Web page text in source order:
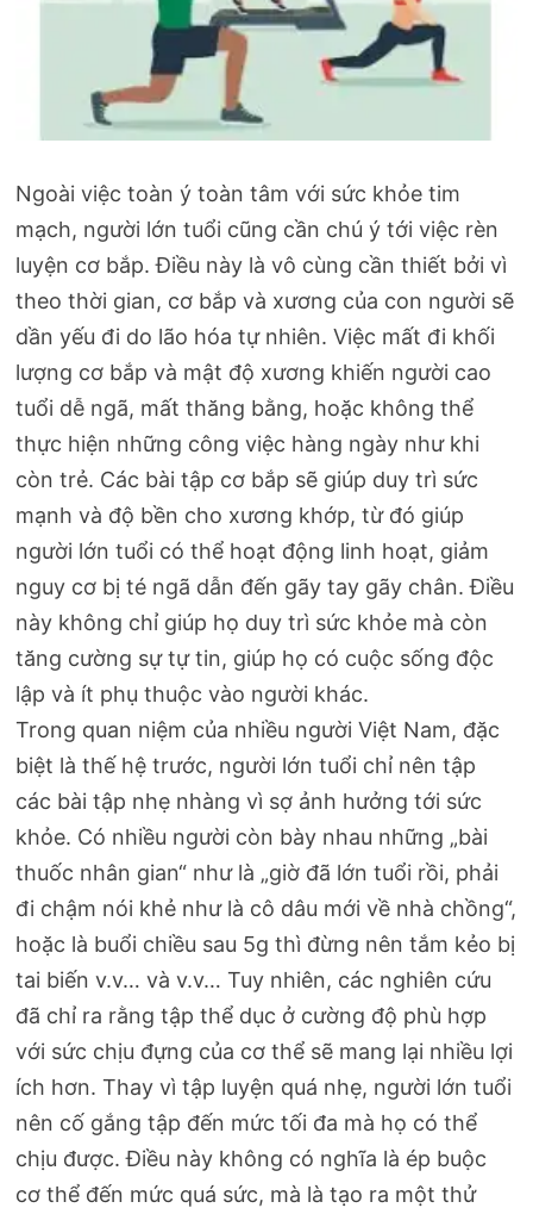
Ngoài việc toàn ý toàn tâm với sức khỏe tim
mạch, người lớn tuổi cũng cần chú ý tới việc rèn
luyện cơ bắp. Điều này là vô cùng cần thiết bởi vì
theo thời gian, cơ bắp và xương của con người sẽ
dần yếu đi do lão hóa tự nhiên. Việc mất đi khối
lượng cơ bắp và mật độ xương khiến người cao
tuổi dễ ngã, mất thăng bằng, hoặc không thể
thực hiện những công việc hàng ngày như khi
còn trẻ. Các bài tập cơ bắp sẽ giúp duy trì sức
mạnh và độ bền cho xương khớp, từ đó giúp
người lớn tuổi có thể hoạt động linh hoạt, giảm
nguy cơ bị té ngã dẫn đến gãy tay gãy chân. Điều
này không chỉ giúp họ duy trì sức khỏe mà còn
tăng cường sự tự tin, giúp họ có cuộc sống độc
lập và ít phụ thuộc vào người khác.
Trong quan niệm của nhiều người Việt Nam, đặc
biệt là thế hệ trước, người lớn tuổi chỉ nên tập
các bài tập nhẹ nhàng vì sợ ảnh hưởng tới sức
khỏe. Có nhiều người còn bày nhau những „bài
thuốc nhân gian“ như là „giờ đã lớn tuổi rồi, phải
đi chậm nói khẻ như là cô dâu mới về nhà chồng“,
hoặc là buổi chiều sau 5g thì đừng nên tắm kẻo bị
tai biến v.v… và v.v… Tuy nhiên, các nghiên cứu
đã chỉ ra rằng tập thể dục ở cường độ phù hợp
với sức chịu đựng của cơ thể sẽ mang lại nhiều lợi
ích hơn. Thay vì tập luyện quá nhẹ, người lớn tuổi
nên cố gắng tập đến mức tối đa mà họ có thể
chịu được. Điều này không có nghĩa là ép buộc
cơ thể đến mức quá sức, mà là tạo ra một thử